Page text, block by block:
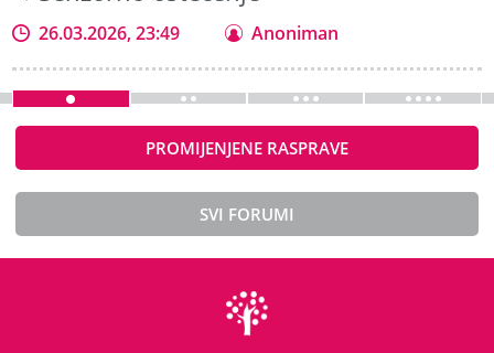
26.03.2026, 23:49 Anoniman
PROMIJENJENE RASPRAVE
SVI FORUMI